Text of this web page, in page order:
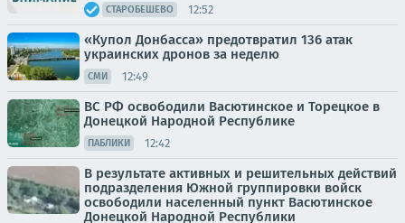
СТАРОБЕШЕВО 12:52
«Купол Донбасса» предотвратил 136 атак
украинских дронов за неделю
СМИ 12:49
ВС РФ освободили Васютинское и Торецкое в
Донецкой Народной Республике
ПАБЛИКИ 12:42
В результате активных и решительных действий
подразделения Южной группировки войск
освободили населенный пункт Васютинское
Донецкой Народной Республики